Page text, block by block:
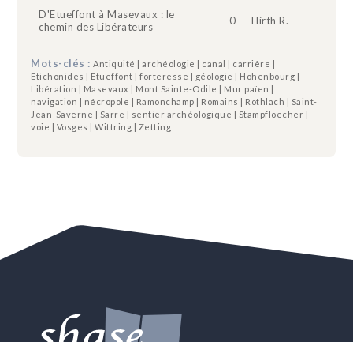
D'Etueffont à Masevaux : le
chemin des Libérateurs
0 Hirth R.
Mots-clés :Antiquité | archéologie | canal | carrière |
Etichonides | Etueffont | forteresse | géologie | Hohenbourg |
Libération | Masevaux | Mont Sainte-Odile | Mur païen |
navigation | nécropole | Ramonchamp | Romains | Rothlach | Saint-
Jean-Saverne | Sarre | sentier archéologique | Stampfloecher |
voie | Vosges | Wittring | Zetting